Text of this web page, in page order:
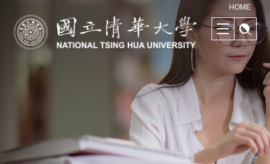
清華學院國際學士班｜多樣化的學習路徑｜幫助培養國際競爭力HOME